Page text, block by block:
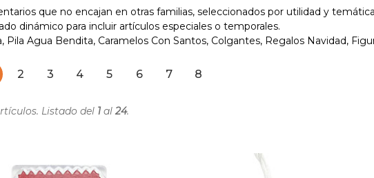
que no encajan en otras familias, seleccionados por utilidad y
dinámico para incluir artículos especiales o temporales.
Pila Agua Bendita, Caramelos Con Santos, Colgantes, Regalos Navidad,
2 3 4 5 6 7 8
Listado del 1 al 24.